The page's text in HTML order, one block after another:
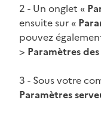
2 - Un onglet «
ensuite sur «
pouvez
> Paramètres
3 - Sous votre
Paramètres